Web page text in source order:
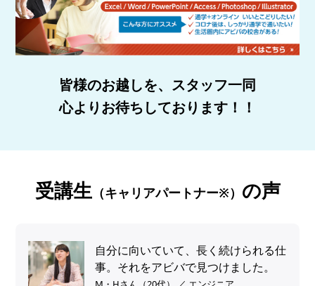
皆様のお越しを、スタッフ一同
心よりお待ちしております！！
受講生（キャリアパートナー※） の声
自分に向いていて、長く続けられる仕
事。それをアビバで見つけました。